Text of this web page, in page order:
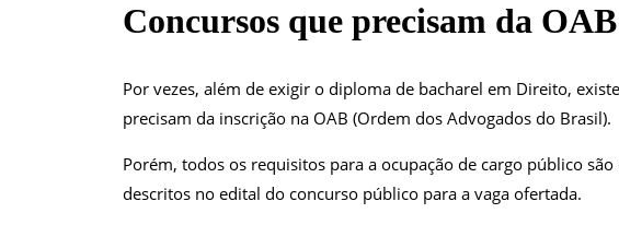
Concursos que precisam da OAB
Por vezes, além de exigir o diploma de bacharel em Direito,
precisam da inscrição na OAB (Ordem dos Advogados do Brasil).
Porém, todos os requisitos para a ocupação de cargo público
descritos no edital do concurso público para a vaga ofertada.